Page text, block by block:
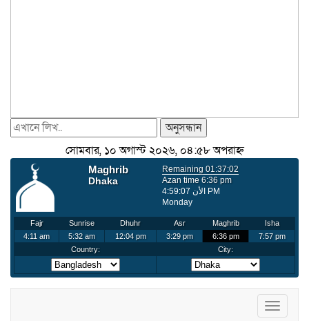
অনুসন্ধান
সোমবার, ১০ অগাস্ট ২০২৬, ০৪:৫৮ অপরাহ্ন
Toggle